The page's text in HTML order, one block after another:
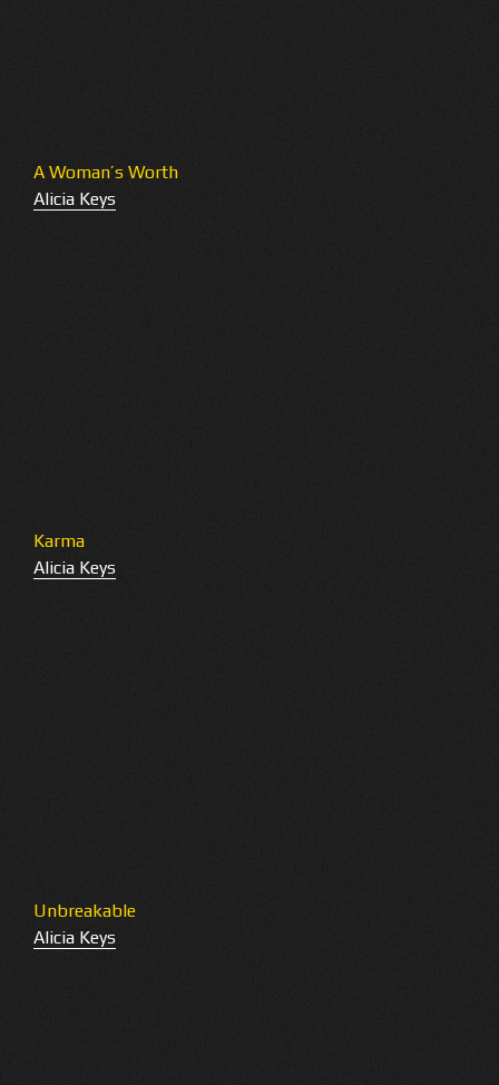
A Woman’s Worth
Alicia Keys
Karma
Alicia Keys
Unbreakable
Alicia Keys